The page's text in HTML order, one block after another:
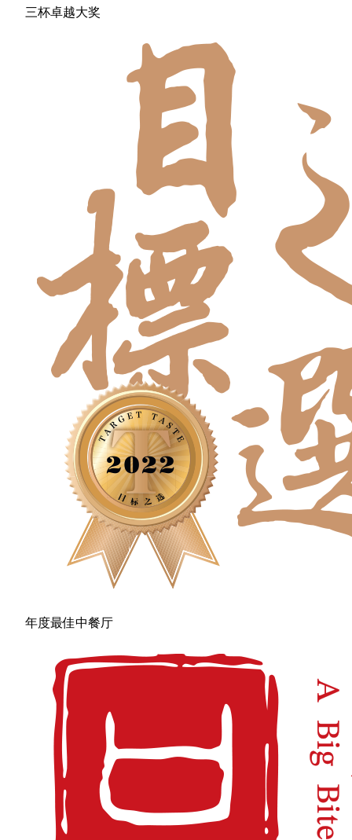
三杯卓越大奖
年度最佳中餐厅